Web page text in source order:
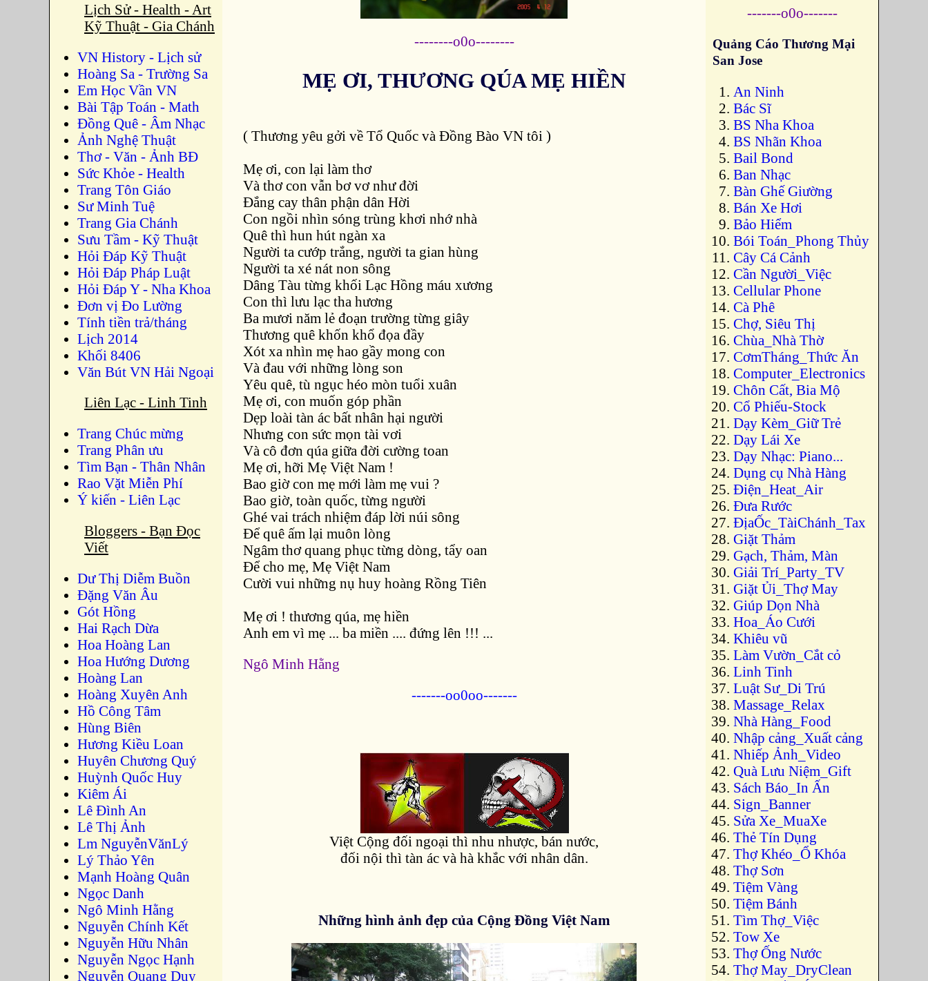
Lịch Sử - Health - Art
Kỹ Thuật - Gia Chánh
VN History - Lịch sử
Hoàng Sa - Trường Sa
Em Học Vần VN
Bài Tập Toán - Math
Đồng Quê - Âm Nhạc
Ảnh Nghệ Thuật
Thơ - Văn - Ảnh BĐ
Sức Khỏe - Health
Trang Tôn Giáo
Sư Minh Tuệ
Trang Gia Chánh
Sưu Tầm - Kỹ Thuật
Hỏi Đáp Kỹ Thuật
Hỏi Đáp Pháp Luật
Hỏi Đáp Y - Nha Khoa
Đơn vị Đo Lường
Tính tiền trả/tháng
Lịch 2014
Khối 8406
Văn Bút VN Hải Ngoại
Liên Lạc - Linh Tinh
Trang Chúc mừng
Trang Phân ưu
Tìm Bạn - Thân Nhân
Rao Vặt Miễn Phí
Ý kiến - Liên Lạc
Bloggers - Bạn Đọc
Viết
Dư Thị Diễm Buồn
Ðặng Văn Âu
Gót Hồng
Hai Rạch Dừa
Hoa Hoàng Lan
Hoa Hướng Dương
Hoàng Lan
Hoàng Xuyên Anh
Hồ Công Tâm
Hùng Biên
Hương Kiều Loan
Huyên Chương Quý
Huỳnh Quốc Huy
Kiêm Ái
Lê Đình An
Lê Thị Ảnh
Lm NguyễnVănLý
Lý Thảo Yên
Mạnh Hoàng Quân
Ngọc Danh
Ngô Minh Hằng
Nguyễn Chính Kết
Nguyễn Hữu Nhân
Nguyễn Ngọc Hạnh
Nguyễn Quang Duy
-------o0o-------
Quảng Cáo Thương Mại
San Jose
An Ninh
Bác Sĩ
BS Nha Khoa
BS Nhãn Khoa
Bail Bond
Ban Nhạc
Bàn Ghế Giường
Bán Xe Hơi
Bảo Hiểm
Bói Toán_Phong Thủy
Cây Cá Cảnh
Cần Người_Việc
Cellular Phone
Cà Phê
Chợ, Siêu Thị
Chùa_Nhà Thờ
CơmTháng_Thức Ăn
Computer_Electronics
Chôn Cất, Bia Mộ
Cổ Phiếu-Stock
Dạy Kèm_Giữ Trẻ
Dạy Lái Xe
Dạy Nhạc: Piano...
Dụng cụ Nhà Hàng
Điện_Heat_Air
Đưa Rước
ĐịaỐc_TàiChánh_Tax
Giặt Thảm
Gạch, Thảm, Màn
Giải Trí_Party_TV
Giặt Ủi_Thợ May
Giúp Dọn Nhà
Hoa_Áo Cưới
Khiêu vũ
Làm Vườn_Cắt cỏ
Linh Tinh
Luật Sư_Di Trú
Massage_Relax
Nhà Hàng_Food
Nhập cảng_Xuất cảng
Nhiếp Ảnh_Video
Quà Lưu Niệm_Gift
Sách Báo_In Ấn
Sign_Banner
Sửa Xe_MuaXe
Thẻ Tín Dụng
Thợ Khéo_Ổ Khóa
Thợ Sơn
Tiệm Vàng
Tiệm Bánh
Tìm Thợ_Việc
Tow Xe
Thợ Ống Nước
Thợ May_DryClean
--------o0o--------
MẸ ƠI, THƯƠNG QÚA MẸ HIỀN
( Thương yêu gởi về Tổ Quốc và Đồng Bào VN tôi )
Mẹ ơi, con lại làm thơ
Và thơ con vẫn bơ vơ như đời
Đắng cay thân phận dân Hời
Con ngồi nhìn sóng trùng khơi nhớ nhà
Quê thì hun hút ngàn xa
Người ta cướp trắng, người ta gian hùng
Người ta xé nát non sông
Dâng Tàu từng khối Lạc Hồng máu xương
Con thì lưu lạc tha hương
Ba mươi năm lẻ đoạn trường từng giây
Thương quê khốn khổ đọa đầy
Xót xa nhìn mẹ hao gầy mong con
Và đau với những lòng son
Yêu quê, tù ngục héo mòn tuổi xuân
Mẹ ơi, con muốn góp phần
Dẹp loài tàn ác bất nhân hại người
Nhưng con sức mọn tài vơi
Và cô đơn qúa giữa đời cường toan
Mẹ ơi, hỡi Mẹ Việt Nam !
Bao giờ con mẹ mới làm mẹ vui ?
Bao giờ, toàn quốc, từng người
Ghé vai trách nhiệm đáp lời núi sông
Để quê ấm lại muôn lòng
Ngâm thơ quang phục từng dòng, tẩy oan
Để cho mẹ, Mẹ Việt Nam
Cười vui những nụ huy hoàng Rồng Tiên
Mẹ ơi ! thương qúa, mẹ hiền
Anh em vì mẹ ... ba miền .... đứng lên !!! ...
Ngô Minh Hằng
-------oo0oo-------
Việt Cộng đối ngoại thì nhu nhược, bán nước,
đối nội thì tàn ác và hà khắc với nhân dân.
Những hình ảnh đẹp của Cộng Đồng Việt Nam